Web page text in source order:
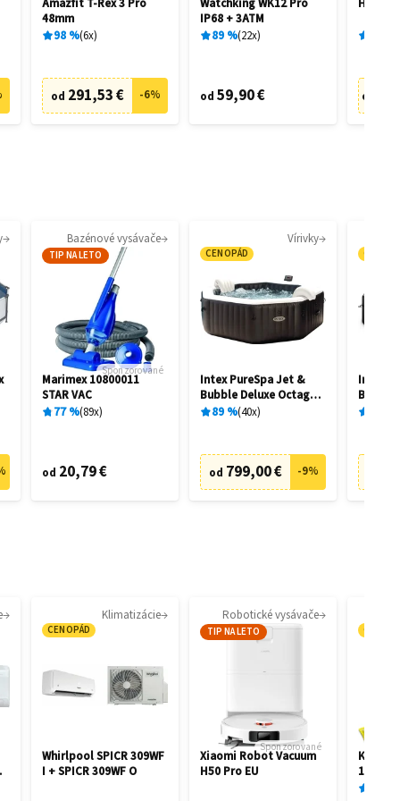
Amazfit T-Rex 3 Pro
48mm
98 % 6x
od 291,53 € -6%
Watchking WK12 Pro
IP68 + 3ATM
89 % 22x
od 59,90 € od
Bazénové vysávače
TIP NA LETO
Sponzorované
Marimex 10800011
STAR VAC
77% 89x
od 20,79 €
Vírivky
CENOPÁD
Intex PureSpa Jet &
Bubble Deluxe Octagon
28462
89 % 40x
od 799,00 € -9%
Intex
Bubble
28458
Klimatizácie
CENOPÁD
Whirlpool SPICR 309WF
I + SPICR 309WF O
Robotické vysávače
TIP NA LETO
Sponzorované
Xiaomi Robot Vacuum
H50 Pro EU
1.081-